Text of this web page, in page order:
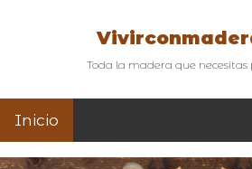
Toda la madera que necesitas
Inicio